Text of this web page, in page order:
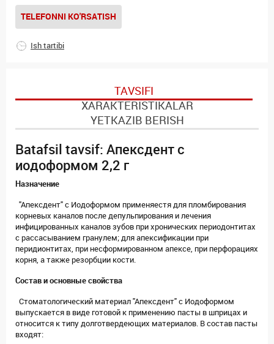
TELEFONNI KO'RSATISH
Ish tartibi
TAVSIFI
XARAKTERISTIKALAR
YETKAZIB BERISH
Batafsil tavsif: Апексдент с
иодоформом 2,2 г
Назначение
"Апексдент" с Иодоформом применяестя для пломбирования
корневых каналов после депульпирования и лечения
инфицированных каналов зубов при хронических периодонтитах
с рассасыванием гранулем; для апексификации при
перидионтитах, при несформированном апексе, при перфорациях
корня, а также резорбции кости.
Состав и основные свойства
Стоматологический материал "Апексдент" с Иодоформом
выпускается в виде готовой к применению пасты в шприцах и
относится к типу долготвердеющих материалов. В состав пасты
входят: